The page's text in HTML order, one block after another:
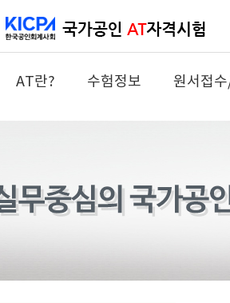
AT란? 수험정보 원서접